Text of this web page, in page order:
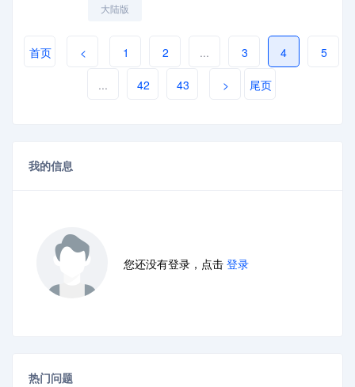
大陆版
首页 < 1 2 ... 3 4 5
... 42 43 > 尾页
我的信息
您还没有登录，点击 登录
热门问题